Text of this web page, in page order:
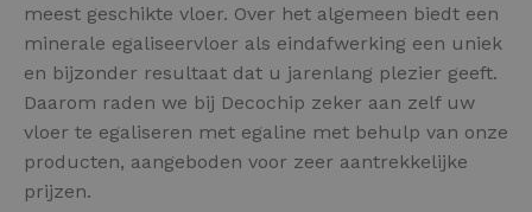
meest geschikte vloer. Over het algemeen biedt een
minerale egaliseervloer als eindafwerking een uniek
en bijzonder resultaat dat u jarenlang plezier geeft.
Daarom raden we bij Decochip zeker aan zelf uw
vloer te egaliseren met egaline met behulp van onze
producten, aangeboden voor zeer aantrekkelijke
prijzen.